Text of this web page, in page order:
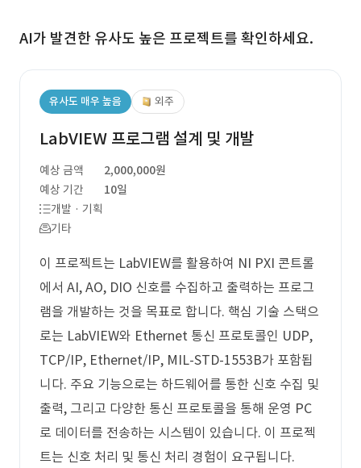
AI가 발견한 유사도 높은 프로젝트를 확인하세요.
유사도 매우 높음 외주
LabVIEW 프로그램 설계 및 개발
예상 금액
2,000,000원
예상 기간
10일
개발 · 기획
기타
이 프로젝트는 LabVIEW를 활용하여 NI PXI 콘트롤
에서 AI, AO, DIO 신호를 수집하고 출력하는 프로그
램을 개발하는 것을 목표로 합니다. 핵심 기술 스택으
로는 LabVIEW와 Ethernet 통신 프로토콜인 UDP,
TCP/IP, Ethernet/IP, MIL-STD-1553B가 포함됩
니다. 주요 기능으로는 하드웨어를 통한 신호 수집 및
출력, 그리고 다양한 통신 프로토콜을 통해 운영 PC
로 데이터를 전송하는 시스템이 있습니다. 이 프로젝
트는 신호 처리 및 통신 처리 경험이 요구됩니다.